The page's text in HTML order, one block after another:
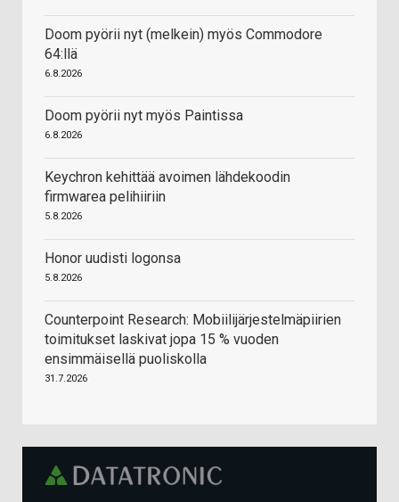
Doom pyörii nyt (melkein) myös Commodore
64:llä
6.8.2026
Doom pyörii nyt myös Paintissa
6.8.2026
Keychron kehittää avoimen lähdekoodin
firmwarea pelihiiriin
5.8.2026
Honor uudisti logonsa
5.8.2026
Counterpoint Research: Mobiilijärjestelmäpiirien
toimitukset laskivat jopa 15 % vuoden
ensimmäisellä puoliskolla
31.7.2026